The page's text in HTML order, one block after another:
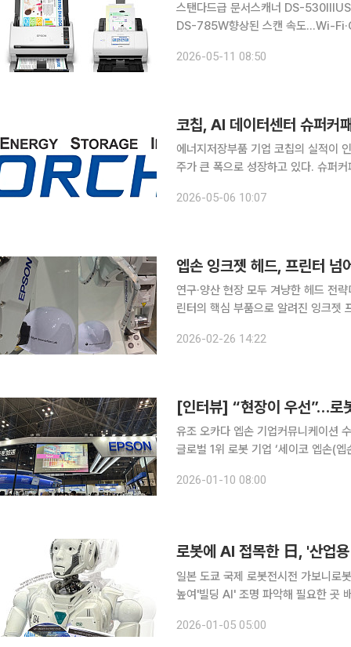
스탠다드급 문서스캐너 DS-
DS-785W향상된 스캔 속도…Wi-Fi·OCR 기능 지원 한국엡손(엡손
빠르게 변화하는 디지털 업무 환경에
2026-05-11 08:50
코칩, AI 데이터센터 슈퍼커
에너지저장부품 기업 코칩의 실적이
주가 큰 폭으로 성장하고 있다. 슈퍼
2026-05-06 10:07
엡손 잉크젯 헤드, 프린터 넘
연구·양산 현장 모두 겨냥한 헤드 전략디스플레
린터의 핵심 부품으로 알려진 잉크젯
기반의 산업 공정 기술로 진화하면서
2026-02-26 14:22
[인터뷰] “현장이 우선”…로
유조 오카다 엡손 기업커뮤니케이션
글로벌 1위 로봇 기업 ‘세이코 엡손(
에서 이미 AI를 활용하고 있으며, 향
2026-01-10 08:00
로봇에 AI 접목한 日, '산업
일본 도쿄 국제 로봇전시전 가보니로
높여'빌딩 AI' 조명 파악해 필요한 곳
한발 늦은 나라, 일본. 그러나 산업 현
2026-01-05 05:00